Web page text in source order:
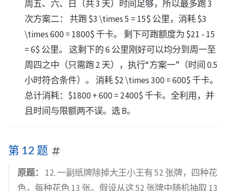
周五、六、日（共 3 天）时间足够，所以最多跑 3
次方案二： 共跑 $3 \times 5 = 15$ 公里，消耗 $3
\times 600 = 1800$ 千卡。 剩下可跑额度为 $21 - 15
= 6$ 公里。 这剩下的 6 公里刚好可以均分到周一至
周四之中（只需跑 2 天），执行“方案一”（时间 0.5
小时符合条件）。 消耗 $2 \times 300 = 600$ 千卡。
总计消耗：$1800 + 600 = 2400$ 千卡。全利用，并
且时间与限额两不误。选 B。
第 12 题
原题：
12. 一副纸牌除掉大王小王有 52 张牌，四种花
色，每种花色 13 张。假设从这 52 张牌中随机抽取 13